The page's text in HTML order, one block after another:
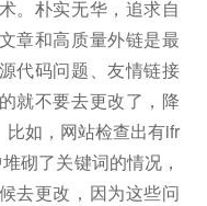
。朴实无华，追求自
章和高质量外链是最
代码问题、友情链接
就不要去更改了，降
如，网站检查出有ifr
砌了关键词的情况，
去更改，因为这些问